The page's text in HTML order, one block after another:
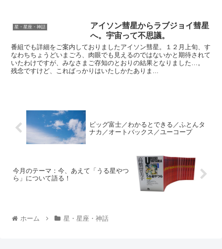
星・星座・神話
アイソン彗星からラブジョイ彗星
へ。宇宙って不思議。
番組でも詳細をご案内しておりましたアイソン彗星。１２月上旬、す
なわちちょうどいまごろ、肉眼でも見えるのではないかと期待されて
いたわけですが、みなさまご存知のとおりの結果となりました…。
残念ですけど、こればっかりはいたしかたありま...
ビッグ富士／わかるとできる／ふとんタ
ナカ／オートバックス／ユーコープ
今月のテーマ：今、あえて「うる星やつ
ら」について語る！
ホーム 星・星座・神話